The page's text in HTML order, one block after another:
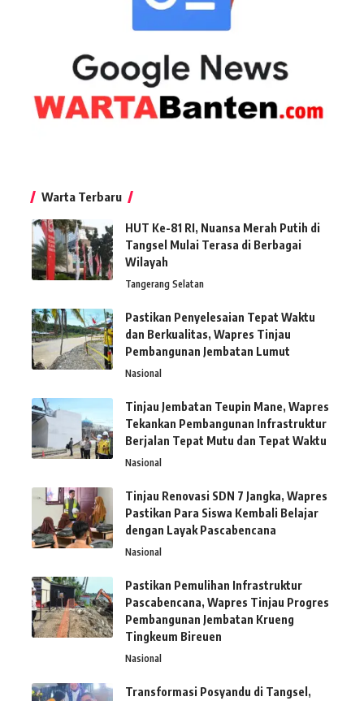
Warta Terbaru
HUT Ke-81 RI, Nuansa Merah Putih di
Tangsel Mulai Terasa di Berbagai
Wilayah
Tangerang Selatan
Pastikan Penyelesaian Tepat Waktu
dan Berkualitas, Wapres Tinjau
Pembangunan Jembatan Lumut
Nasional
Tinjau Jembatan Teupin Mane, Wapres
Tekankan Pembangunan Infrastruktur
Berjalan Tepat Mutu dan Tepat Waktu
Nasional
Tinjau Renovasi SDN 7 Jangka, Wapres
Pastikan Para Siswa Kembali Belajar
dengan Layak Pascabencana
Nasional
Pastikan Pemulihan Infrastruktur
Pascabencana, Wapres Tinjau Progres
Pembangunan Jembatan Krueng
Tingkeum Bireuen
Nasional
Transformasi Posyandu di Tangsel,